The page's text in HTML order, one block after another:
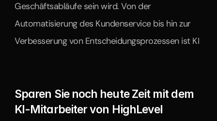
Geschäftsabläufe sein wird. Von der
Automatisierung des Kundenservice bis hin zur
Verbesserung von Entscheidungsprozessen ist KI
Sparen Sie noch heute Zeit mit dem
KI-Mitarbeiter von HighLevel